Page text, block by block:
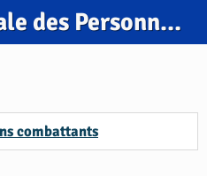
Union Nationale des Personnels et Retraités de la Gendarmerie.
combattants